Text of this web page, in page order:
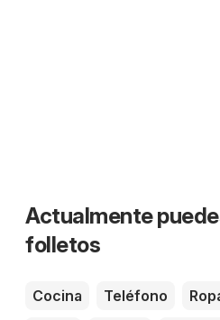
Actualmente
folletos
Cocina Teléfono